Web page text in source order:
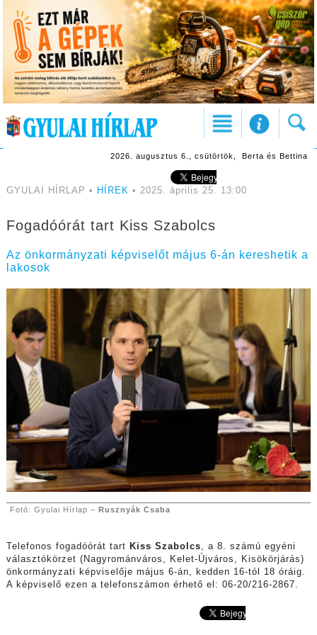
2026. augusztus 6., csütörtök, Berta és Bettina
GYULAI HÍRLAP • HÍREK • 2025. április 25. 13:00
Fogadóórát tart Kiss Szabolcs
Az önkormányzati képviselőt május 6-án kereshetik a
lakosok
Fotó: Gyulai Hírlap – Rusznyák Csaba
Telefonos fogadóórát tart Kiss Szabolcs, a 8. számú egyéni
választókörzet (Nagyrománváros, Kelet-Újváros, Kisökörjárás)
önkormányzati képviselője május 6-án, kedden 16-tól 18 óráig.
A képviselő ezen a telefonszámon érhető el: 06-20/216-2867.